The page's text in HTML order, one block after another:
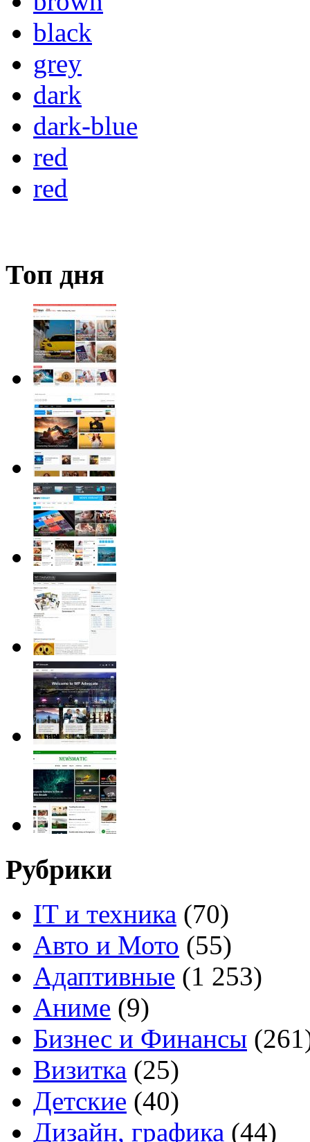
black
grey
dark
dark-blue
red
red
Топ дня
Рубрики
IT и техника (70)
Авто и Мото (55)
Адаптивные (1 253)
Аниме (9)
Бизнес и Финансы
Визитка (25)
Детские (40)
Дизайн, графика (44)